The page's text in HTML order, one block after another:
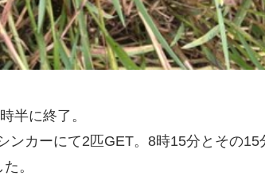
半に終了。
ンカーにて2匹GET。8時15分とその15
。